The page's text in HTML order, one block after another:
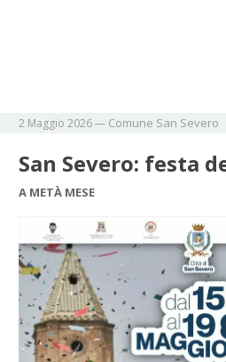
2 Maggio 2026— Comune San Severo
San Severo: festa
A METÀ MESE